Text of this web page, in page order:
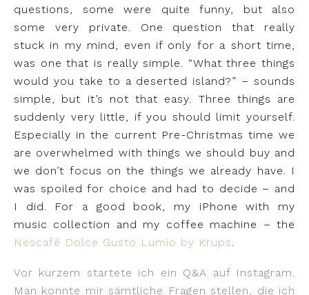
questions, some were quite funny, but also
some very private. One question that really
stuck in my mind, even if only for a short time,
was one that is really simple. “What three things
would you take to a deserted island?” – sounds
simple, but it’s not that easy. Three things are
suddenly very little, if you should limit yourself.
Especially in the current Pre-Christmas time we
are overwhelmed with things we should buy and
we don’t focus on the things we already have. I
was spoiled for choice and had to decide – and
I did. For a good book, my iPhone with my
music collection and my coffee machine – the
Nescafé Dolce Gusto Lumio by Krups
Vor kurzem startete ich ein Q&A auf Instagram.
Man konnte mir sämtliche Fragen stellen, die ich